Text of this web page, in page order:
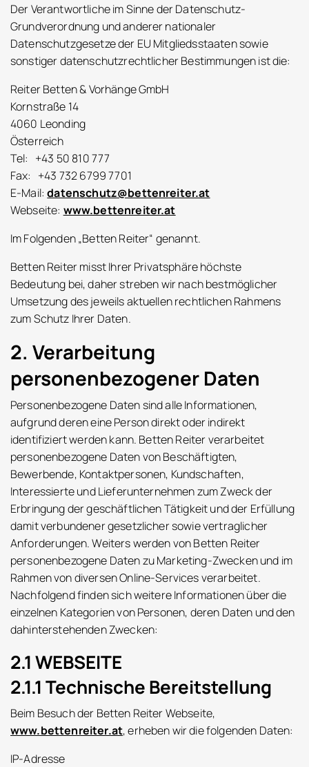
Der Verantwortliche im Sinne der Datenschutz-
Grundverordnung und anderer nationaler
Datenschutzgesetze der EU Mitgliedsstaaten sowie
sonstiger datenschutzrechtlicher Bestimmungen ist die:
Reiter Betten & Vorhänge GmbH
Kornstraße 14
4060 Leonding
Österreich
Tel: +43 50 810 777
Fax: +43 732 6799 7701
E-Mail:datenschutz@bettenreiter.at
Webseite: www.bettenreiter.at
Im Folgenden „Betten Reiter“ genannt.
Betten Reiter misst Ihrer Privatsphäre höchste
Bedeutung bei, daher streben wir nach bestmöglicher
Umsetzung des jeweils aktuellen rechtlichen Rahmens
zum Schutz Ihrer Daten.
2. Verarbeitung
personenbezogener Daten
Personenbezogene Daten sind alle Informationen,
aufgrund deren eine Person direkt oder indirekt
identifiziert werden kann. Betten Reiter verarbeitet
personenbezogene Daten von Beschäftigten,
Bewerbende, Kontaktpersonen, Kundschaften,
Interessierte und Lieferunternehmen zum Zweck der
Erbringung der geschäftlichen Tätigkeit und der Erfüllung
damit verbundener gesetzlicher sowie vertraglicher
Anforderungen. Weiters werden von Betten Reiter
personenbezogene Daten zu Marketing-Zwecken und im
Rahmen von diversen Online-Services verarbeitet.
Nachfolgend finden sich weitere Informationen über die
einzelnen Kategorien von Personen, deren Daten und den
dahinterstehenden Zwecken:
2.1 WEBSEITE
2.1.1 Technische Bereitstellung
Beim Besuch der Betten Reiter Webseite,
www.bettenreiter.at, erheben wir die folgenden Daten:
IP-Adresse